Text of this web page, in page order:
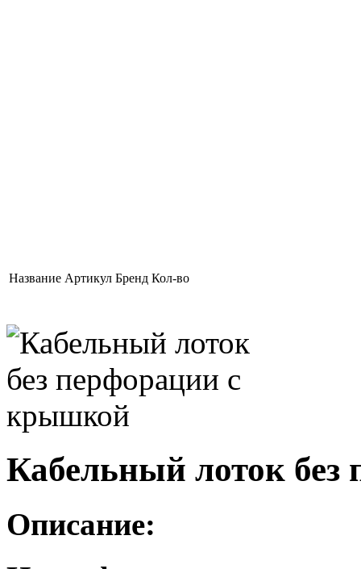
Название Артикул Брeнд Кол-во
Кабельный лоток
Описание: